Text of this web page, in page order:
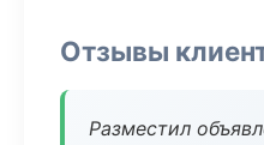
Отзывы
Разместил